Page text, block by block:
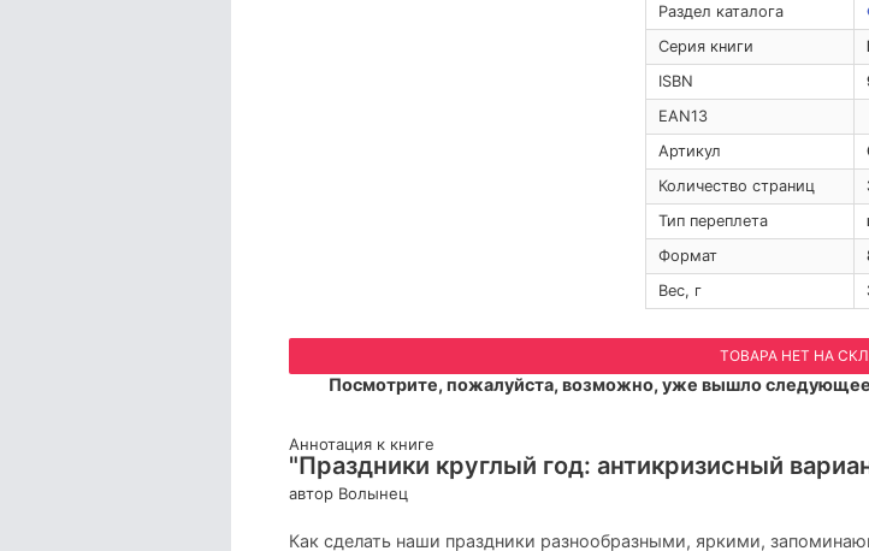
Раздел каталога
Серия книги
ISBN
EAN13
Артикул
Количество страниц
Тип переплета
Формат
Вес, г
ТОВАРА НЕТ НА
Посмотрите, пожалуйста, возможно, уже вышло следующее
Аннотация к книге
"Праздники круглый год: антикризисный
автор Волынец
Как сделать наши праздники разнообразными, яркими,